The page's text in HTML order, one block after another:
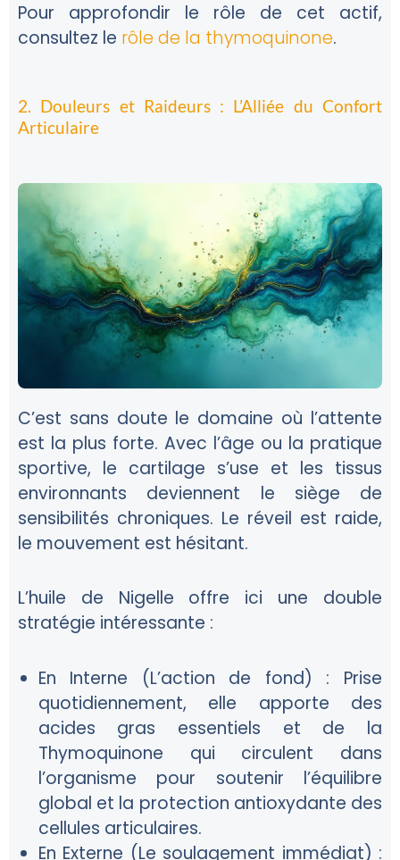
Pour approfondir le rôle de cet actif,
consultez le rôle de la thymoquinone.
2. Douleurs et Raideurs : L’Alliée du Confort
Articulaire
C’est sans doute le domaine où l’attente
est la plus forte. Avec l’âge ou la pratique
sportive, le cartilage s’use et les tissus
environnants deviennent le siège de
sensibilités chroniques. Le réveil est raide,
le mouvement est hésitant.
L’huile de Nigelle offre ici une double
stratégie intéressante :
En Interne (L’action de fond) : Prise
quotidiennement, elle apporte des
acides gras essentiels et de la
Thymoquinone qui circulent dans
l’organisme pour soutenir l’équilibre
global et la protection antioxydante des
cellules articulaires.
En Externe (Le soulagement immédiat) :